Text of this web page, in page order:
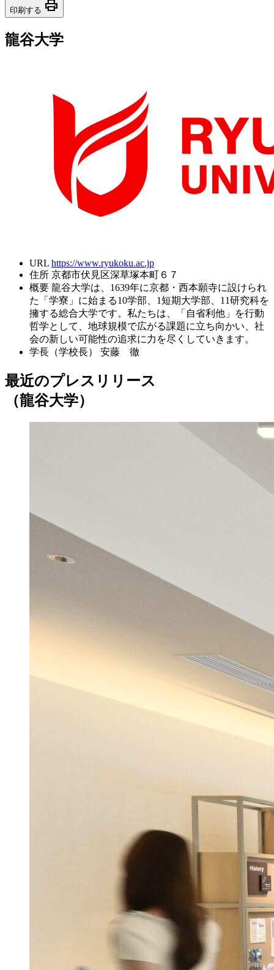
印刷する print
龍谷大学
URL https://www.ryukoku.ac.jp
住所 京都市伏見区深草塚本町６７
概要 龍谷大学は、1639年に京都・西本願寺に設けられ
た「学寮」に始まる10学部、1短期大学部、11研究科を
擁する総合大学です。私たちは、「自省利他」を行動
哲学として、地球規模で広がる課題に立ち向かい、社
会の新しい可能性の追求に力を尽くしていきます。
学長（学校長）
安藤 徹
最近のプレスリリース
（龍谷大学）